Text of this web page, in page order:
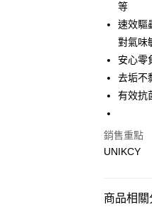
Apple Pay
街口支付
悠遊付
Google
每筆
等
速效驅
對氣味
安心零
去垢不
有效抗
銷售重點
UNIKCY
商品相關